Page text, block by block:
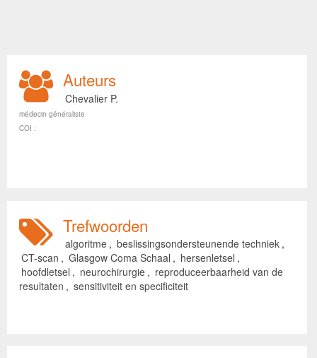
Auteurs
Chevalier P.
médecin généraliste
COI :
Trefwoorden
algoritme , beslissingsondersteunende techniek ,
CT-scan , Glasgow Coma Schaal , hersenletsel ,
hoofdletsel , neurochirurgie , reproduceerbaarheid van de
resultaten , sensitiviteit en specificiteit